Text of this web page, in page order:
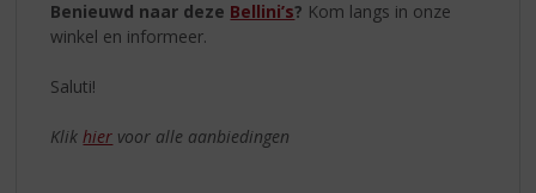
Benieuwd naar deze Bellini’s? Kom langs in onze
winkel en informeer.
Saluti!
Klikhier voor alle aanbiedingen